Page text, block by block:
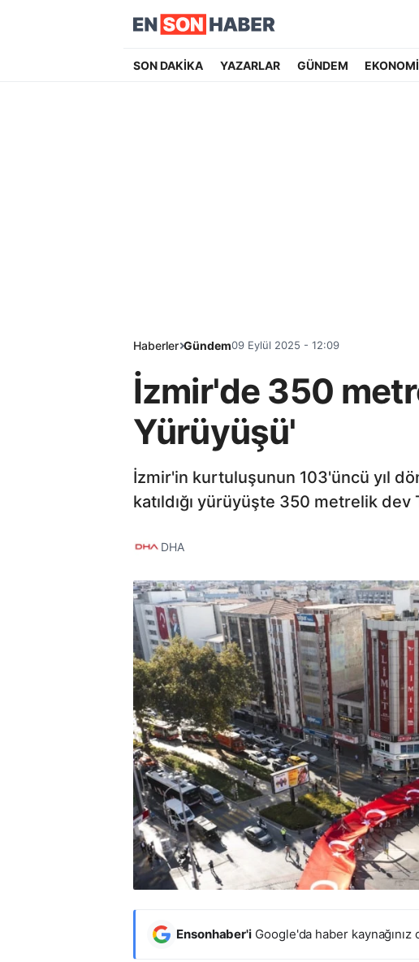
SON DAKİKA YAZARLAR GÜNDEM EKONOMİ
Haberler Gündem09 Eylül 2025 - 12:09
İzmir'de 350
Yürüyüşü'
İzmir'in kurtuluşunun 103'üncü yıl
katıldığı yürüyüşte 350 metrelik dev
DHA
Ensonhaber'i Google'da haber